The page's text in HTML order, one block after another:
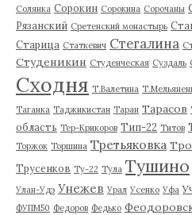
Солянка Сорокин Сорокина Сорочаны
Рязанский Сретенский монастырь
Старица Статкевич Стегалина
Студеникин Студенческая Суздаль
Сходня Т.Валетина
Таганка Таджикистан Таран Тарасов
область Тер-Крикоров Тип-22 Титов
Торжок Торшина Третьяковка
Трусенков Ту-22 Тула Тушино
Улан-Удэ Унежев Урал Усенко Уфа
ФУПМ50 Федоров Федько